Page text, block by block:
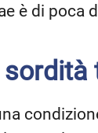
è di poca